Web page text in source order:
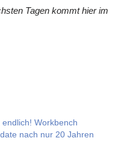
Tagen kommt hier im
endlich! Workbench
nach nur 20 Jahren